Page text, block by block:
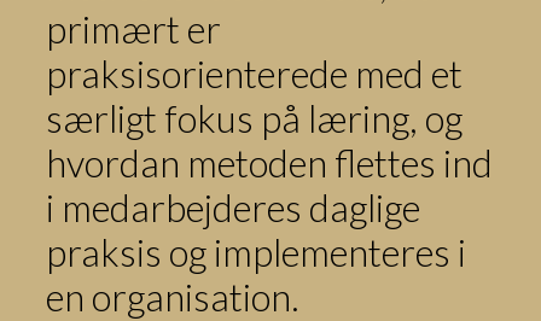
primært er
praksisorienterede med et
særligt fokus på læring, og
hvordan metoden flettes ind
i medarbejderes daglige
praksis og implementeres i
en organisation.